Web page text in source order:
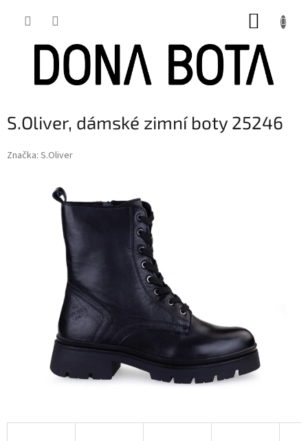
S.Oliver, dámské zimní boty 25246
Značka: S.Oliver